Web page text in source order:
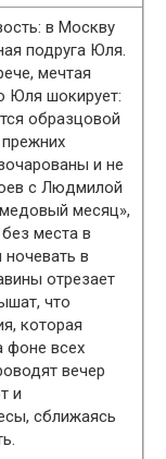
в Москву
подруга Юля.
мечтая
Юля шокирует:
образцовой
и не
с Людмилой
месяц»,
места в
в
отрезает
что
которая
фоне всех
вечер
и
сближаясь